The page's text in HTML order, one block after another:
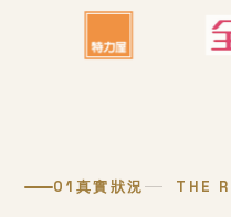
01 真實狀況 THE